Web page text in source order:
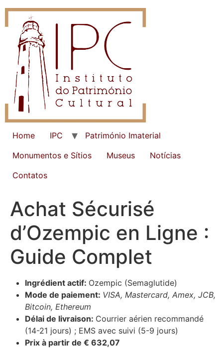
Home IPC
Património Imaterial
Monumentos e Sítios
Museus
Notícias
Contatos
Achat Sécurisé
d’Ozempic en Ligne :
Guide Complet
Ingrédient actif: Ozempic (Semaglutide)
Mode de paiement: VISA, Mastercard, Amex, JCB,
Bitcoin, Ethereum
Délai de livraison: Courrier aérien recommandé
(14-21 jours) ; EMS avec suivi (5-9 jours)
Prix à partir de € 632,07